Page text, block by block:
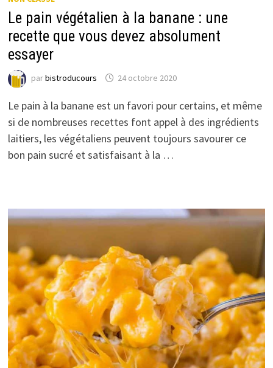
Le pain végétalien à la banane : une
recette que vous devez absolument
essayer
parbistroducours 24 octobre 2020
Le pain à la banane est un favori pour certains, et même
si de nombreuses recettes font appel à des ingrédients
laitiers, les végétaliens peuvent toujours savourer ce
bon pain sucré et satisfaisant à la …